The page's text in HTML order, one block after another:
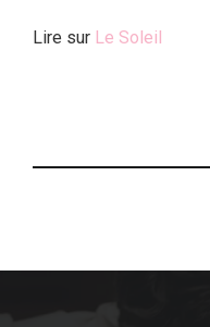
Lire sur Le Soleil